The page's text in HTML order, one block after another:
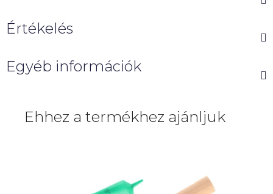
Értékelés
Egyéb információk
Ehhez a termékhez ajánljuk